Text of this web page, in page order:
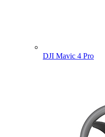
DJI Mavic 4 Pro